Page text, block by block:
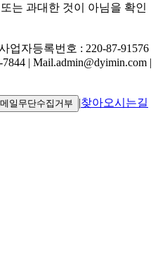
는 과대한 것이 아님을 확인
업자등록번호 : 220-87-91576
| Mail.admin@dyimin.com |
일무단수집거부 |찾아오시는길